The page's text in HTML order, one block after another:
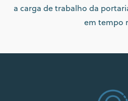
a carga de trabalho da
em tempo